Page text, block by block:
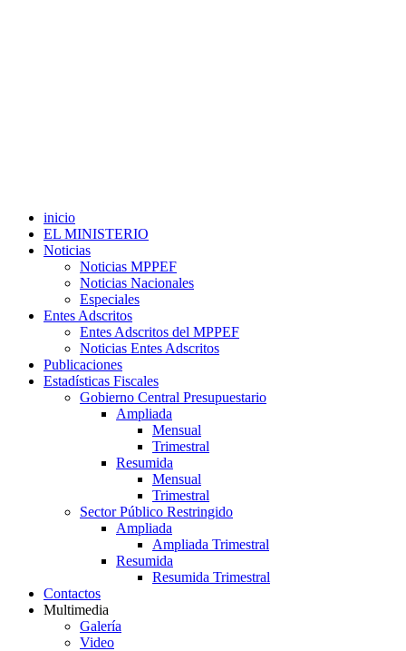
inicio
EL MINISTERIO
Noticias
Noticias MPPEF
Noticias Nacionales
Especiales
Entes Adscritos
Entes Adscritos del MPPEF
Noticias Entes Adscritos
Publicaciones
Estadísticas Fiscales
Gobierno Central Presupuestario
Ampliada
Mensual
Trimestral
Resumida
Mensual
Trimestral
Sector Público Restringido
Ampliada
Ampliada Trimestral
Resumida
Resumida Trimestral
Contactos
Multimedia
Galería
Video